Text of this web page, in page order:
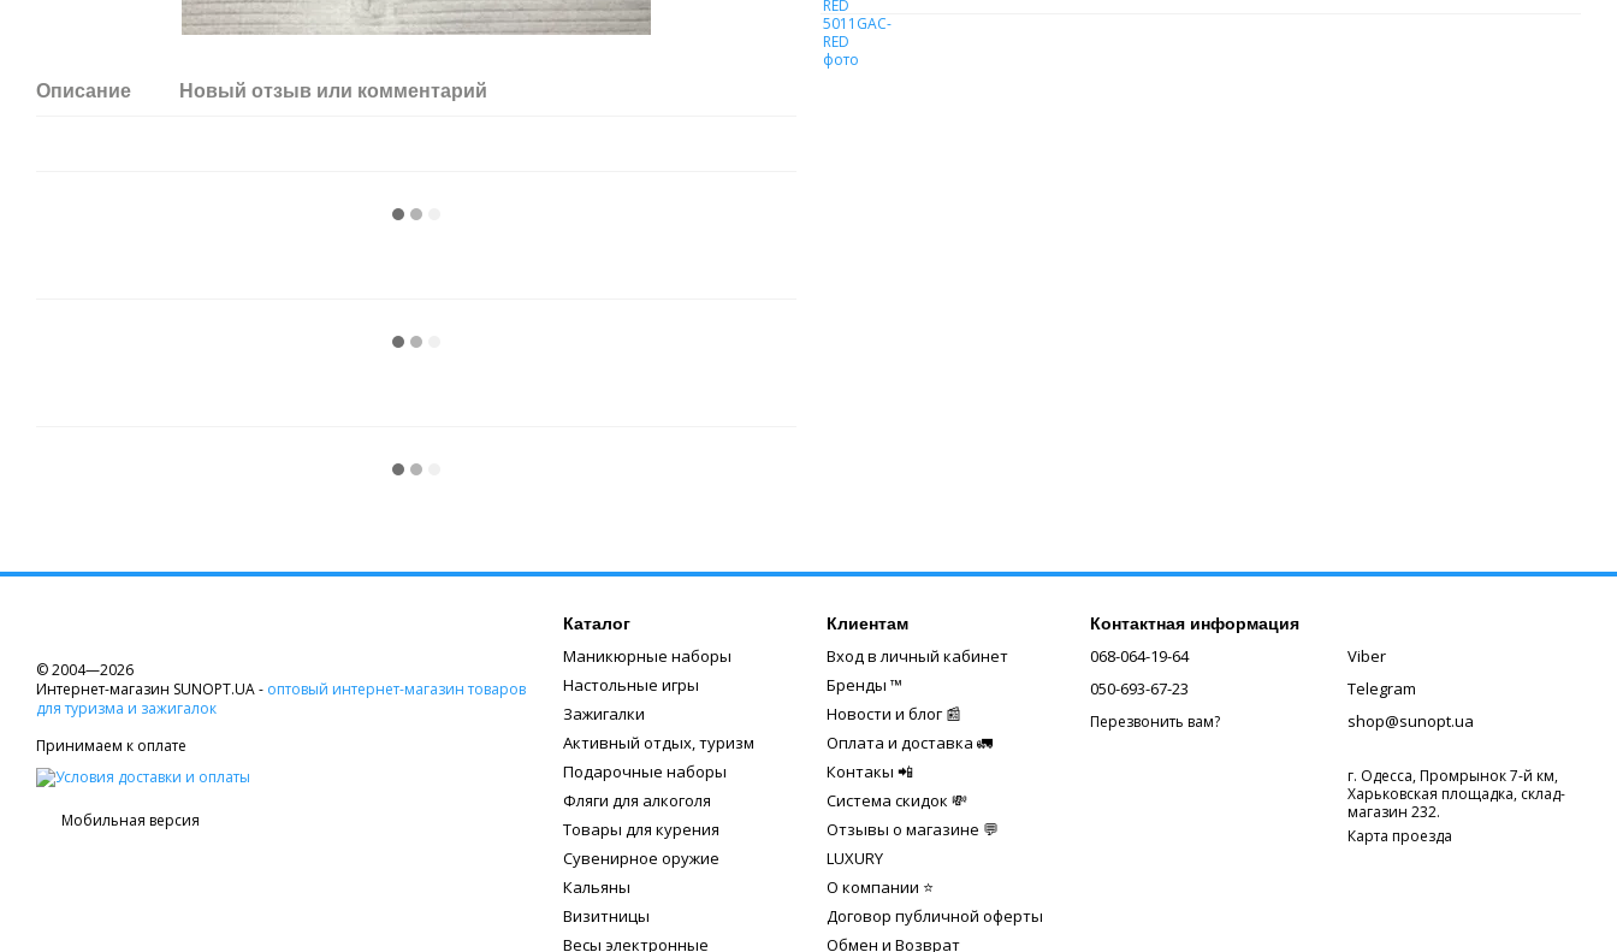
Описание Новый отзыв или комментарий
© 2004—2026
Интернет-магазин SUNOPT.UA - оптовый интернет-магазин товаров
для туризма и зажигалок
Принимаем к оплате
Мобильная версия
Каталог
Маникюрные наборы
Настольные игры
Зажигалки
Активный отдых, туризм
Подарочные наборы
Фляги для алкоголя
Товары для курения
Сувенирное оружие
Кальяны
Визитницы
Весы электронные
Клиентам
Вход в личный кабинет
Бренды ™️
Новости и блог 📰
Оплата и доставка 🚛
Контакы 📲
Система скидок 💸
Отзывы о магазине 💬
LUXURY
О компании ⭐
Договор публичной оферты
Обмен и Возврат
Контактная информация
068-064-19-64
050-693-67-23
Перезвонить вам?
Viber
Telegram
shop@sunopt.ua
г. Одесса, Промрынок 7-й км,
Харьковская площадка, склад-
магазин 232.
Карта проезда